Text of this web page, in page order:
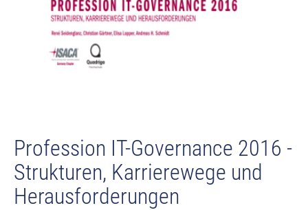
Profession IT-Governance 2016 -
Strukturen, Karrierewege und
Herausforderungen